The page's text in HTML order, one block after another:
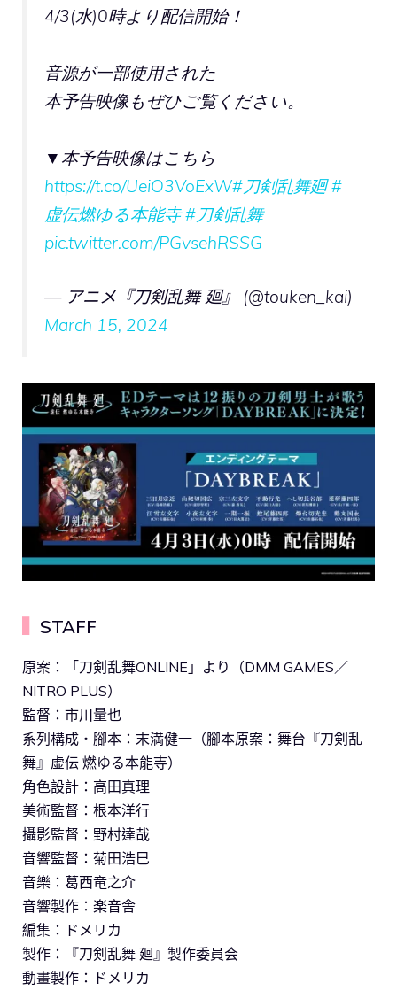
4/3(水)0時より配信開始！
音源が一部使用された
本予告映像もぜひご覧ください。
▼本予告映像はこちら
https://t.co/UeiO3VoExW#刀剣乱舞廻 #
虚伝燃ゆる本能寺 #刀剣乱舞
pic.twitter.com/PGvsehRSSG
— アニメ『刀剣乱舞 廻』 (@touken_kai)
March 15, 2024
STAFF
原案：「刀剣乱舞ONLINE」より（DMM GAMES／
NITRO PLUS）
監督：市川量也
系列構成・腳本：末満健一（腳本原案：舞台『刀剣乱
舞』虚伝 燃ゆる本能寺）
角色設計：高田真理
美術監督：根本洋行
攝影監督：野村達哉
音響監督：菊田浩巳
音樂：葛西竜之介
音響製作：楽音舎
編集：ドメリカ
製作：『刀剣乱舞 廻』製作委員会
動畫製作：ドメリカ